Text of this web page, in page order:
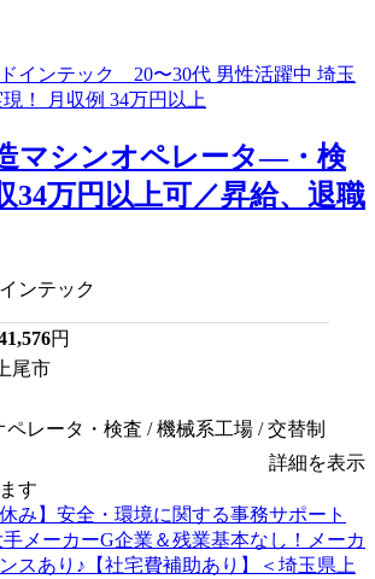
マシンオペレータ―・検
34万円以上可／昇給、退職
ンテック
円
尾市
ペレータ・検査 / 機械系工場 / 交替制
詳細を表示
す